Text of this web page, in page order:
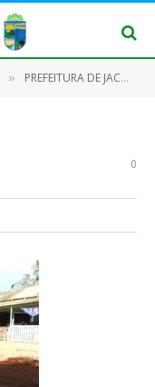
» PREFEITURA DE JACAREACANGA REALIZA MELHORIAS DE INFRAESTRUTURA DA RUA SATURNINO TELES
0